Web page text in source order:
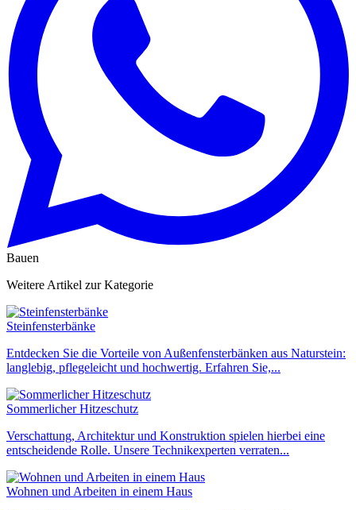
Bauen
Weitere Artikel zur Kategorie
Steinfensterbänke
Entdecken Sie die Vorteile von Außenfensterbänken aus Naturstein:
langlebig, pflegeleicht und hochwertig. Erfahren Sie,...
Sommerlicher Hitzeschutz
Verschattung, Architektur und Konstruktion spielen hierbei eine
entscheidende Rolle. Unsere Technikexperten verraten...
Wohnen und Arbeiten in einem Haus